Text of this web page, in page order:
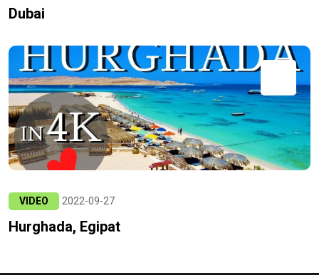
Dubai
VIDEO 2022-09-27
Hurghada, Egipat